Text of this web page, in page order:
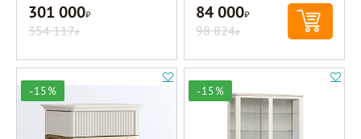
301 000Р
354 117Р
84 000Р
98 824Р
-15% -15%